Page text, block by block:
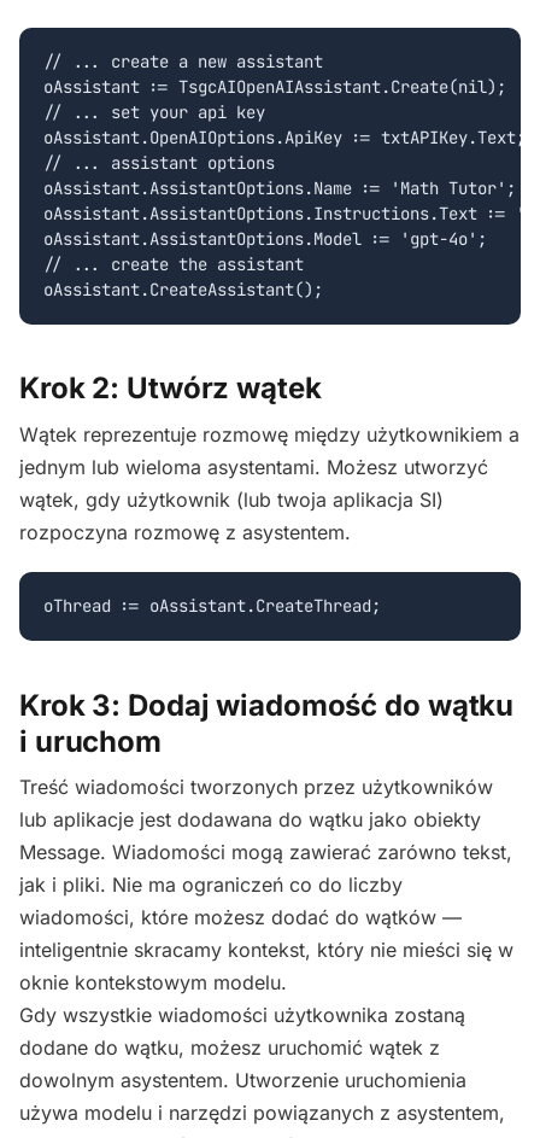
// ... create a new assistant
oAssistant := TsgcAIOpenAIAssistant.Create(nil);
// ... set your api key
oAssistant.OpenAIOptions.ApiKey := txtAPIKey.Text;
// ... assistant options
oAssistant.AssistantOptions.Name := 'Math Tutor';
oAssistant.AssistantOptions.Instructions.Text :=
oAssistant.AssistantOptions.Model := 'gpt-4o';
// ... create the assistant
Krok 2: Utwórz wątek
Wątek reprezentuje rozmowę między użytkownikiem a
jednym lub wieloma asystentami. Możesz utworzyć
wątek, gdy użytkownik (lub twoja aplikacja SI)
rozpoczyna rozmowę z asystentem.
Krok 3: Dodaj wiadomość do wątku
i uruchom
Treść wiadomości tworzonych przez użytkowników
lub aplikacje jest dodawana do wątku jako obiekty
Message. Wiadomości mogą zawierać zarówno tekst,
jak i pliki. Nie ma ograniczeń co do liczby
wiadomości, które możesz dodać do wątków —
inteligentnie skracamy kontekst, który nie mieści się w
oknie kontekstowym modelu.
Gdy wszystkie wiadomości użytkownika zostaną
dodane do wątku, możesz uruchomić wątek z
dowolnym asystentem. Utworzenie uruchomienia
używa modelu i narzędzi powiązanych z asystentem,